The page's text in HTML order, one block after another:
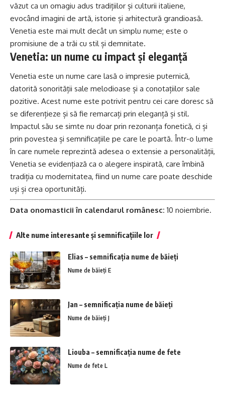
văzut ca un omagiu adus tradițiilor și culturii italiene,
evocând imagini de artă, istorie și arhitectură grandioasă.
Venetia este mai mult decât un simplu nume; este o
promisiune de a trăi cu stil și demnitate.
Venetia: un nume cu impact și eleganță
Venetia este un nume care lasă o impresie puternică,
datorită sonorității sale melodioase și a conotațiilor sale
pozitive. Acest nume este potrivit pentru cei care doresc să
se diferențieze și să fie remarcați prin eleganță și stil.
Impactul său se simte nu doar prin rezonanța fonetică, ci și
prin povestea și semnificațiile pe care le poartă. Într-o lume
în care numele reprezintă adesea o extensie a personalității,
Venetia se evidențiază ca o alegere inspirată, care îmbină
tradiția cu modernitatea, fiind un nume care poate deschide
uși și crea oportunități.
Data onomasticii în calendarul românesc: 10 noiembrie.
Alte nume interesante și semnificațiile lor
Elias – semnificația nume de băieți
Nume de băieți E
Jan – semnificația nume de băieți
Nume de băieți J
Liouba – semnificația nume de fete
Nume de fete L